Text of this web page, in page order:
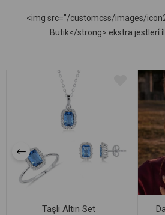
<img src="/customcss/images/
Butik</strong> ekstra jestleri̇
Taşlı Altın Set